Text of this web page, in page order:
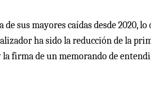
sus mayores caídas desde 2020, lo
ha sido la reducción de la
firma de un memorando de